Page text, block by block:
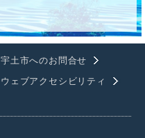
宇土市へのお問合せ
ウェブアクセシビリティ